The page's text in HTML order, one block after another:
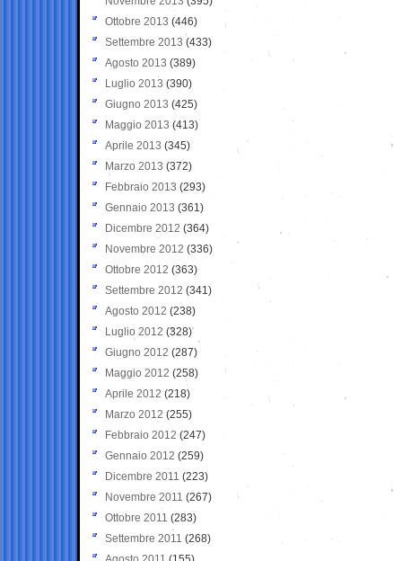
Ottobre 2013 (446)
Settembre 2013 (433)
Agosto 2013 (389)
Luglio 2013 (390)
Giugno 2013 (425)
Maggio 2013 (413)
Aprile 2013 (345)
Marzo 2013 (372)
Febbraio 2013 (293)
Gennaio 2013 (361)
Dicembre 2012 (364)
Novembre 2012 (336)
Ottobre 2012 (363)
Settembre 2012 (341)
Agosto 2012 (238)
Luglio 2012 (328)
Giugno 2012 (287)
Maggio 2012 (258)
Aprile 2012 (218)
Marzo 2012 (255)
Febbraio 2012 (247)
Gennaio 2012 (259)
Dicembre 2011 (223)
Novembre 2011 (267)
Ottobre 2011 (283)
Settembre 2011 (268)